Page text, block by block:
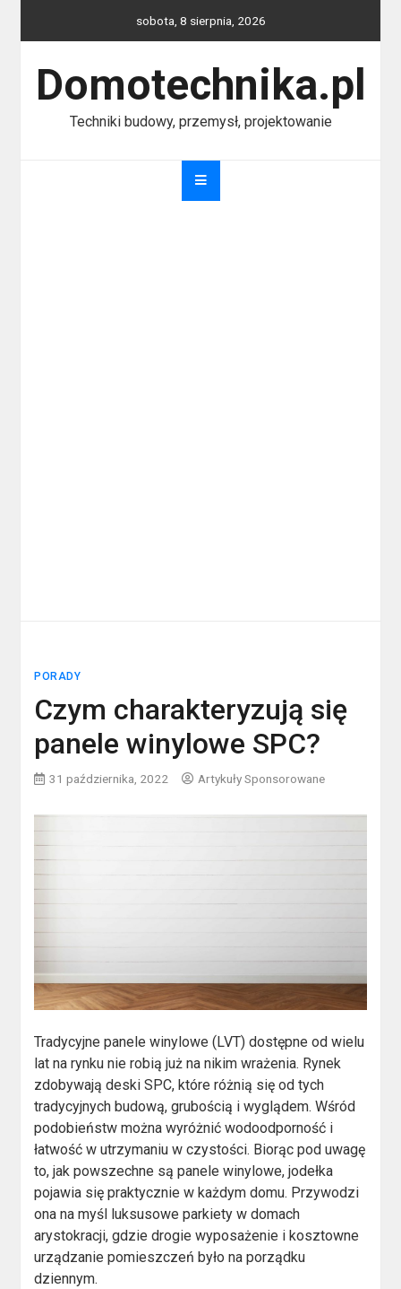
sobota, 8 sierpnia, 2026
Domotechnika.pl
Techniki budowy, przemysł, projektowanie
PORADY
Czym charakteryzują się
panele winylowe SPC?
31 października, 2022 Artykuły Sponsorowane
Tradycyjne panele winylowe (LVT) dostępne od wielu
lat na rynku nie robią już na nikim wrażenia. Rynek
zdobywają deski SPC, które różnią się od tych
tradycyjnych budową, grubością i wyglądem. Wśród
podobieństw można wyróżnić wodoodporność i
łatwość w utrzymaniu w czystości. Biorąc pod uwagę
to, jak powszechne są panele winylowe, jodełka
pojawia się praktycznie w każdym domu. Przywodzi
ona na myśl luksusowe parkiety w domach
arystokracji, gdzie drogie wyposażenie i kosztowne
urządzanie pomieszczeń było na porządku
dziennym.